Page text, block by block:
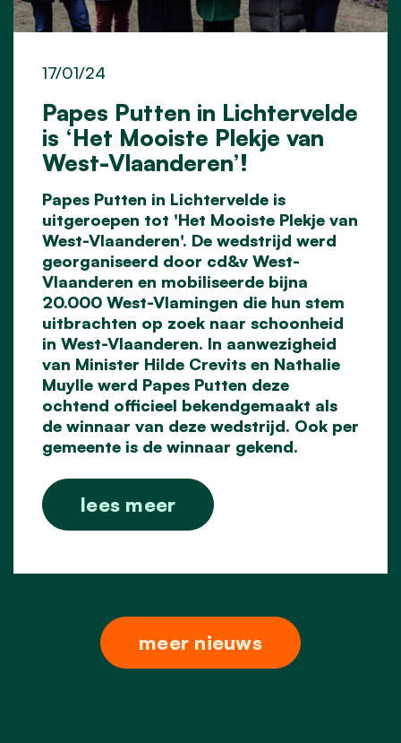
Papes Putten in Lichtervelde
is ‘Het Mooiste Plekje van
West-Vlaanderen’!
17/01/24
Papes Putten in Lichtervelde is
uitgeroepen tot 'Het Mooiste Plekje van
West-Vlaanderen'. De wedstrijd werd
georganiseerd door cd&v West-
Vlaanderen en mobiliseerde bijna
20.000 West-Vlamingen die hun stem
uitbrachten op zoek naar schoonheid
in West-Vlaanderen. In aanwezigheid
van Minister Hilde Crevits en Nathalie
Muylle werd Papes Putten deze
ochtend officieel bekendgemaakt als
de winnaar van deze wedstrijd. Ook per
gemeente is de winnaar gekend.
lees meer
meer nieuws